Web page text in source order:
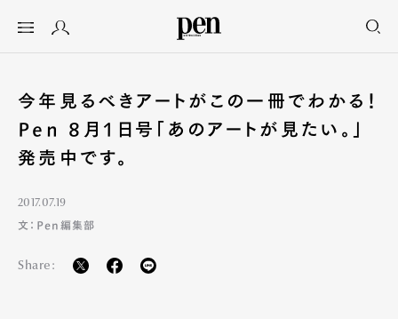
今年見るべきアートがこの一冊でわかる！
Pen 8月1日号「あのアートが見たい。」
発売中です。
2017.07.19
文：Pen編集部
Share: